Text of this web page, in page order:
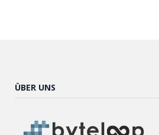
ÜBER UNS